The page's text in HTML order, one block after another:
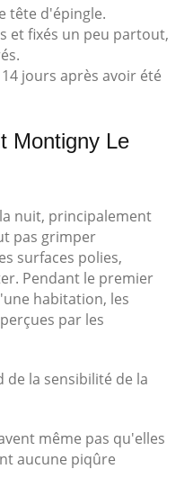
tête d'épingle.
et fixés un peu partout,
jours après avoir été
Montigny Le
nuit, principalement
pas grimper
surfaces polies,
Pendant le premier
habitation, les
par les
de la sensibilité de la
même pas qu'elles
aucune piqûre